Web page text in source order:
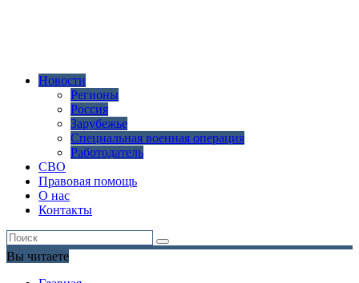
Новости
Регионы
Россия
Зарубежье
Специальная военная операция
Работодатель
СВО
Правовая помощь
О нас
Контакты
Вы читаете